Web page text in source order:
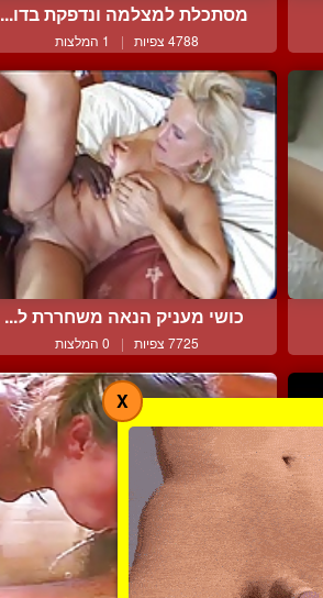
מסתכלת למצלמה ונדפקת בדו...
4788 צפיות | 1 המלצות
כושי מעניק הנאה משחררת ל...
7725 צפיות | 0 המלצות
X